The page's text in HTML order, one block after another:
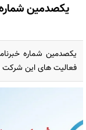
یکصدمین
یکصدمین شماره
فعالیت های این شرکت